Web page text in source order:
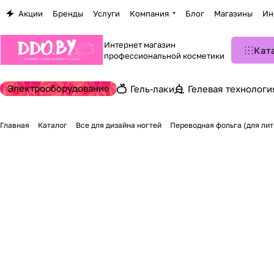
Акции Бренды Услуги Компания Блог Магазины
Интернет магазин
профессиональной косметики
Электрооборудование Гель-лаки Гелевая
Главная Каталог Все для дизайна ногтей Переводная фольга (для